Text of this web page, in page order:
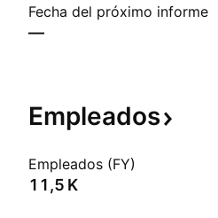
Fecha del próximo informe
—
Empleados
Empleados (FY)
‪11,5 K‬